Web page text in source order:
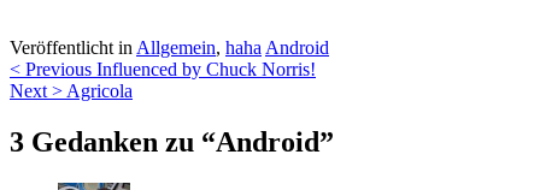
Veröffentlicht in Allgemein, haha Android
Beitragsnavigation
< Previous Influenced by Chuck Norris!
Next > Agricola
3 Gedanken zu “Android”